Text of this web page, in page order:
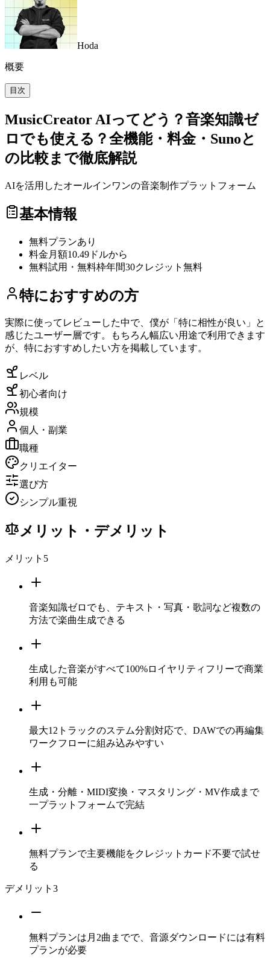
Hoda
概要
目次
MusicCreator AIってどう？音楽知識ゼ
ロでも使える？全機能・料金・Sunoと
の比較まで徹底解説
AIを活用したオールインワンの音楽制作プラットフォーム
基本情報
無料プランあり
料金 月額10.49ドルから
無料試用・無料枠年間30クレジット無料
特におすすめの方
実際に使ってレビューした中で、僕が「特に相性が良い」と
感じたユーザー層です。もちろん幅広い用途で利用できます
が、特におすすめしたい方を掲載しています。
レベル
初心者向け
規模
個人・副業
職種
クリエイター
選び方
シンプル重視
メリット・デメリット
メリット 5
音楽知識ゼロでも、テキスト・写真・歌詞など複数の
方法で楽曲生成できる
生成した音楽がすべて100%ロイヤリティフリーで商業
利用も可能
最大12トラックのステム分割対応で、DAWでの再編集
ワークフローに組み込みやすい
生成・分離・MIDI変換・マスタリング・MV作成まで
一プラットフォームで完結
無料プランで主要機能をクレジットカード不要で試せ
る
デメリット 3
無料プランは月2曲までで、音源ダウンロードには有料
プランが必要